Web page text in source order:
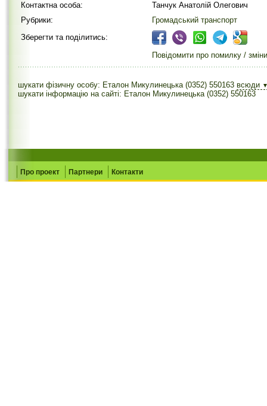
Контактна особа:
Танчук Анатолій Олегович
Рубрики:
Громадський транспорт
Зберегти та поділитись:
Повідомити про помилку / зміни
шукати фізичну особу: Еталон Микулинецька (0352) 550163 всюди
шукати інформацію на сайті: Еталон Микулинецька (0352) 550163
Про проект Партнери Контакти